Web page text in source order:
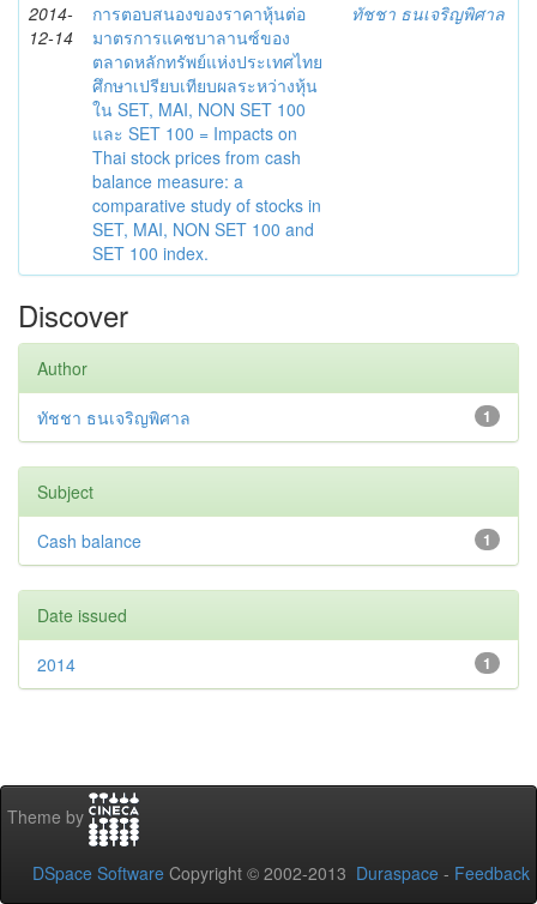
2014-
12-14
การตอบสนองของราคาหุ้นต่อ
มาตรการแคชบาลานซ์ของ
ตลาดหลักทรัพย์แห่งประเทศไทย
ศึกษาเปรียบเทียบผลระหว่างหุ้น
ใน SET, MAI, NON SET 100
และ SET 100 = Impacts on
Thai stock prices from cash
balance measure: a
comparative study of stocks in
SET, MAI, NON SET 100 and
SET 100 index.
ทัชชา ธนเจริญพิศาล
Discover
Author
1
ทัชชา ธนเจริญพิศาล
Subject
1
Cash balance
Date issued
1
2014
Theme by
DSpace Software Copyright © 2002-2013 Duraspace - Feedback